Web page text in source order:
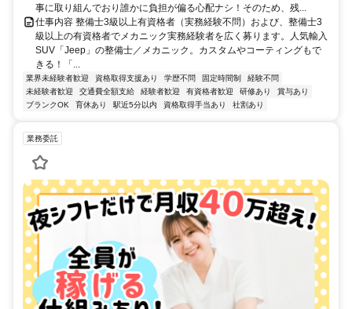
事に取り組んでおり誰かに負担が偏る心配ナシ！そのため、残...
仕事内容 整備士3級以上有資格者（実務経験不問）および、整備士3
級以上の有資格者でメカニック実務経験者を広く募ります。人気輸入
SUV「Jeep」の整備士／メカニック。カスタムやコーティングもで
きる！「...
業界未経験者歓迎 資格取得支援あり 学歴不問 固定時間制
経験不問
未経験者歓迎
交通費全額支給 経験者歓迎 有資格者歓迎 研修あり
賞与あり
ブランクOK
育休あり 駅近5分以内 資格取得手当あり 社割あり
業務委託